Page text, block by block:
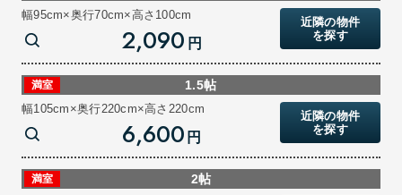
幅95cm×奥行70cm×高さ100cm
2,090 円
近隣の物件
を探す
1.5帖
幅105cm×奥行220cm×高さ220cm
満室
6,600 円
近隣の物件
を探す
2帖
満室